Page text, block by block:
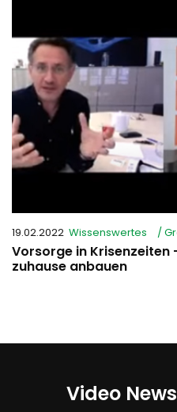
19.02.2022 Wissenswertes /
Vorsorge in
zuhause anbauen
Video